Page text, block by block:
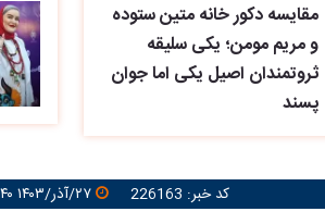
مقایسه دکور خانه متین ستوده
و مریم مومن؛ یکی سلیقه
ثروتمندان اصیل یکی اما جوان
پسند
کد خبر: 226163 ۲۷/آذر/۱۴۰۳ ۱۷:۵۷:۴۰